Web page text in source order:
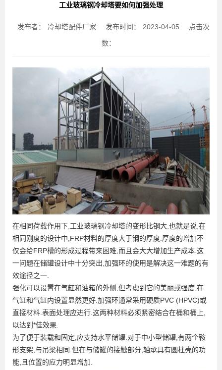
工业玻璃钢冷却塔要如何加强处理
发布者： 冷却塔配件厂家 发布时间： 2023-04-05 点击次
数：
在相同荷载作用下,工业玻璃钢冷却塔的变形比钢大,也就是说,在
相同刚度的设计中,FRP材料的厚度大于钢的厚度.厚度的增加不
仅会给FRP槽的形成过程带来困难,而且会大大增加生产成本.这
一问题在储罐设计中十分突出,加强环的使用是解决这一难题的有
效途径之一.
强化可以设置在气缸和油箱的外侧,但考虑到它的美丽或强度,在
气缸和气缸内设置显然更好.加强环通常采用硬质PVC (HPVC)或
直接材料.表面处理应进行.这两种材料必须紧密结合在桶和桶上,
以达到*佳效果.
为了便于装载和固定,应支持水平储罐.对于中小型储罐,有两个鞍
形支架,与吊梁相同.但在与储罐的接触部分,轴承具有圆柱壳的功
能,且位置的应力明显增加.